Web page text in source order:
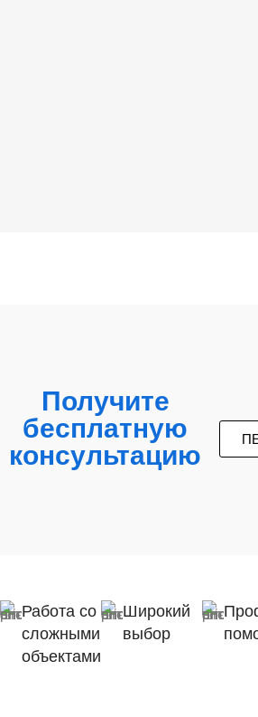
Получите
бесплатную
консультацию
Работа со
сложными
объектами
Широкий
выбор